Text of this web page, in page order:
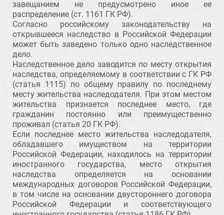
завещанием не предусмотрено иное ее
распределение (ст. 1161 ГК РФ).
Согласно российскому законодательству на
открывшееся наследство в Российской Федерации
может быть заведено только одно наследственное
дело.
Наследственное дело заводится по месту открытия
наследства, определяемому в соответствии с ГК РФ
(статья 1115) по общему правилу по последнему
месту жительства наследодателя. При этом местом
жительства признается последнее место, где
гражданин постоянно или преимущественно
проживал (статья 20 ГК РФ).
Если последнее место жительства наследодателя,
обладавшего имуществом на территории
Российской Федерации, находилось на территории
иностранного государства, место открытия
наследства определяется на основании
международных договоров Российской Федерации,
в том числе на основании двустороннего договора
Российской Федерации и соответствующего